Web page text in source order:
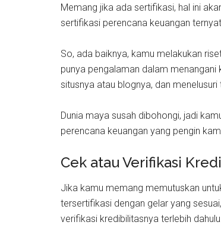
Memang jika ada sertifikasi, hal ini
sertifikasi perencana keuangan
So, ada baiknya, kamu melakukan
punya pengalaman dalam
situsnya atau blognya, dan
Dunia maya susah dibohongi, jadi
perencana keuangan yang pengin
Cek atau Verifikasi
Jika kamu memang memutuskan
tersertifikasi dengan gelar yang
verifikasi kredibilitasnya terlebih